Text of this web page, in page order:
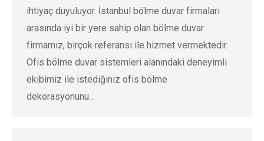
ihtiyaç duyuluyor. İstanbul bölme duvar firmaları
arasında iyi bir yere sahip olan bölme duvar
firmamız, birçok referansı ile hizmet vermektedir.
Ofis bölme duvar sistemleri alanındaki deneyimli
ekibimiz ile istediğiniz ofis bölme
dekorasyonunu…